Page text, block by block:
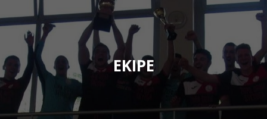
EKIPE